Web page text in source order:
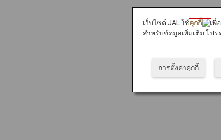
เว็บไซต์ JAL ใช้คุกกี้
เพื่
สำหรับข้อมูลเพิ่มเติม โปร
การตั้งค่าคุกกี้